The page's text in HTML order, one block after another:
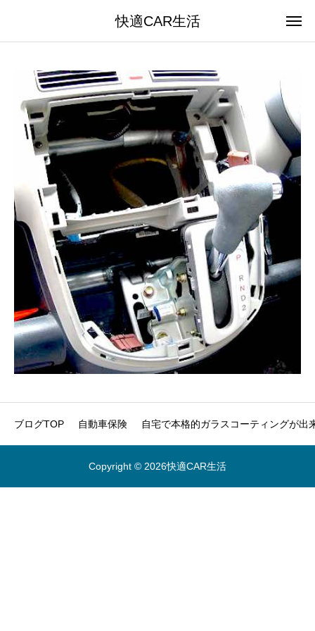
快適CAR生活
ブログTOP 自動車保険 自宅で本格的ガラスコーティングが出
Copyright © 2026快適CAR生活